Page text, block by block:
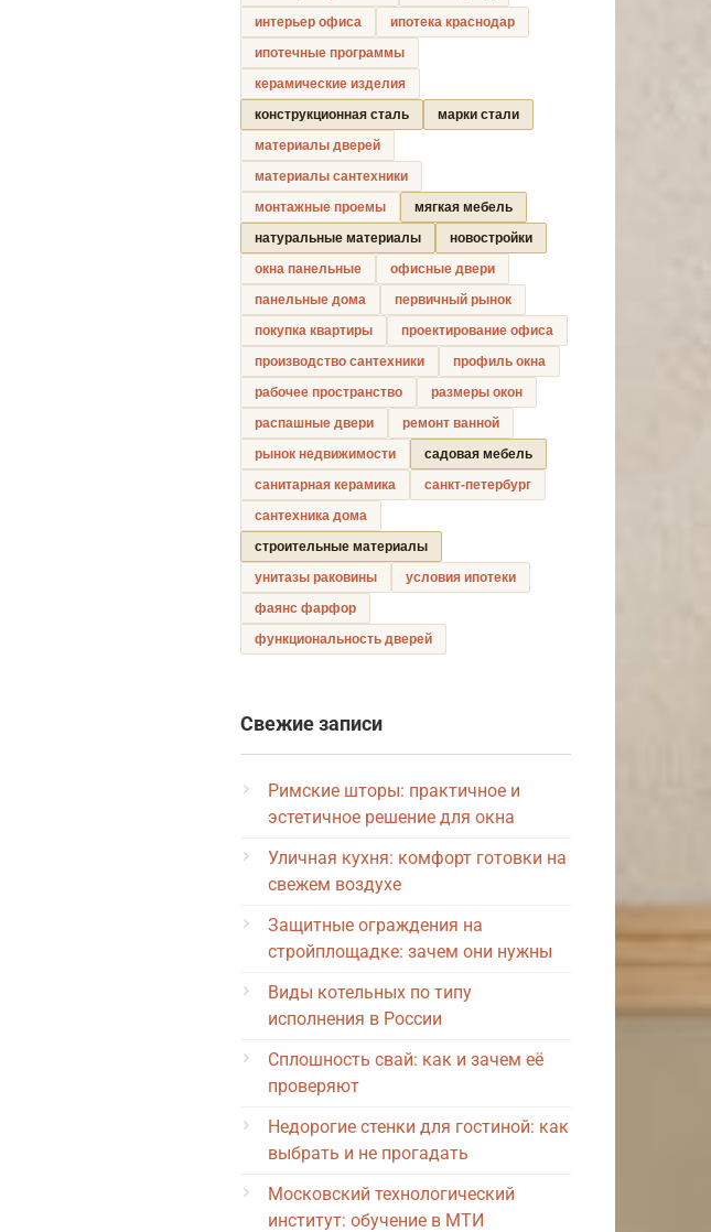
интерьер офиса
ипотека краснодар
ипотечные программы
керамические изделия
конструкционная сталь
марки стали
материалы дверей
материалы сантехники
монтажные проемы
мягкая мебель
натуральные материалы
новостройки
окна панельные
офисные двери
панельные дома
первичный рынок
покупка квартиры
проектирование офиса
производство сантехники
профиль окна
рабочее пространство
размеры окон
распашные двери
ремонт ванной
рынок недвижимости
садовая мебель
санитарная керамика
санкт-петербург
сантехника дома
строительные материалы
унитазы раковины
условия ипотеки
фаянс фарфор
функциональность дверей
Свежие записи
Римские шторы: практичное и
эстетичное решение для окна
Уличная кухня: комфорт готовки на
свежем воздухе
Защитные ограждения на
стройплощадке: зачем они нужны
Виды котельных по типу
исполнения в России
Сплошность свай: как и зачем её
проверяют
Недорогие стенки для гостиной: как
выбрать и не прогадать
Московский технологический
институт: обучение в МТИ